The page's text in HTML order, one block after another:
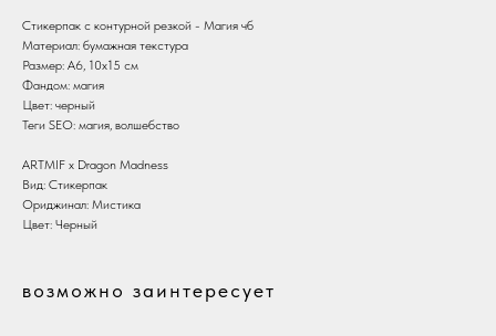
Стикерпак с контурной резкой - Магия чб
Материал: бумажная текстура
Размер: А6, 10х15 см
Фандом: магия
Цвет: черный
Теги SEO: магия, волшебство
ARTMIF х Dragon Madness
Вид: Стикерпак
Ориджинал: Мистика
Цвет: Черный
возможно заинтересует